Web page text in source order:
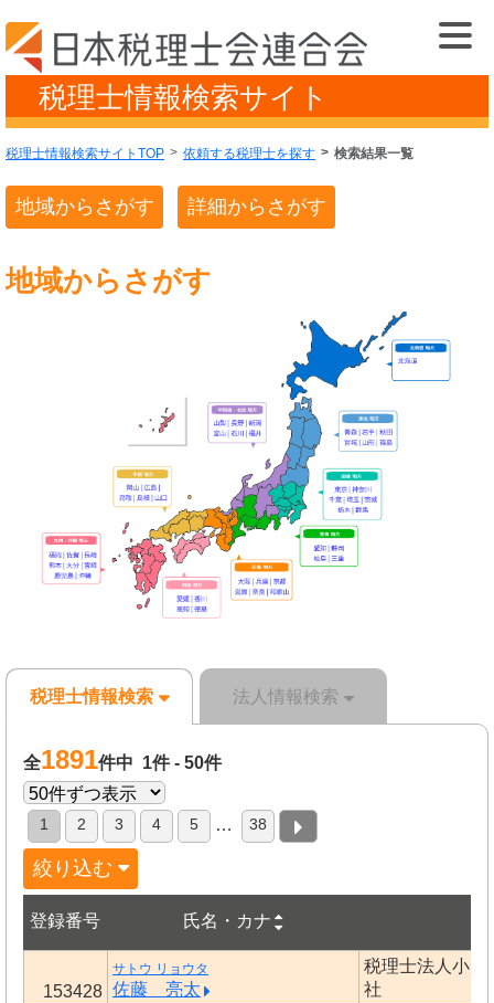
税理士情報検索サイト
税理士情報検索サイトTOP 依頼する税理士を探す 検索結果一覧
地域からさがす 詳細からさがす
地域からさがす
税理士情報検索 法人情報検索
全1891件中 1件 - 50件
1 2 3 4 5 … 38
絞り込む
登録番号 氏名・カナ
153428
サトウ リョウタ
佐藤 亮太
税理士法人小
社